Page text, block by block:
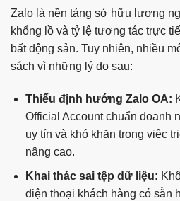
Zalo là nền tảng sở hữu lượng
khổng lồ và tỷ lệ tương tác trực
bất động sản. Tuy nhiên, nhiều
sách vì những lý do sau:
Thiếu định hướng Zalo OA:
Official Account chuẩn doanh
uy tín và khó khăn trong việc
nâng cao.
Khai thác sai tệp dữ liệu:
điện thoại khách hàng có sẵn